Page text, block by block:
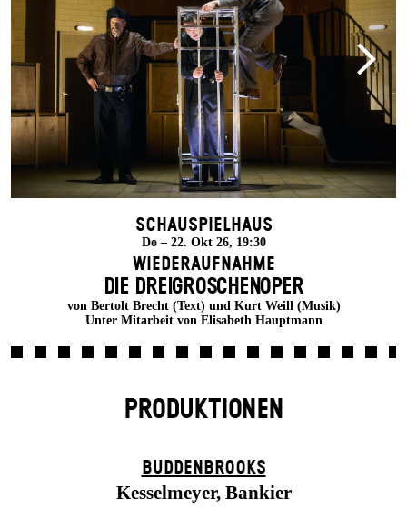
Schauspielhaus
Do – 22. Okt 26, 19:30
Wiederaufnahme
DIE DREI­GROSCHEN­OPER
von Bertolt Brecht (Text) und Kurt Weill (Musik)
Unter Mitarbeit von Elisabeth Hauptmann
PRODUKTIONEN
BUDDENBROOKS
Kesselmeyer, Bankier